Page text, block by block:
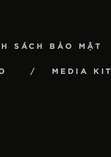
SÁCH BẢO MẬT
MEDIA KIT